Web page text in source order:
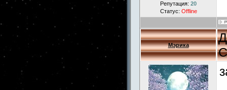
Репутация: 20
Статус: Offline
Мэрика